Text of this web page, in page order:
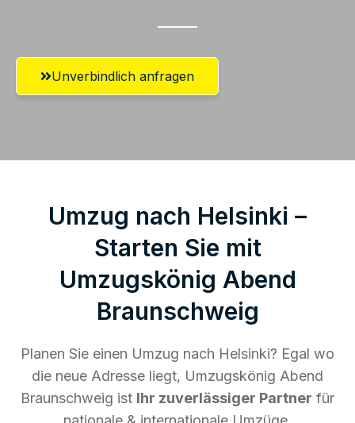
Unverbindlich anfragen
Umzug nach Helsinki –
Starten Sie mit
Umzugskönig Abend
Braunschweig
Planen Sie einen Umzug nach Helsinki? Egal wo
die neue Adresse liegt, Umzugskönig Abend
Braunschweig ist Ihr zuverlässiger Partner für